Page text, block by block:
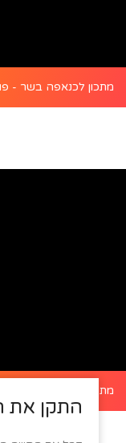
מתכון לכנאפה בשר -
מתכון לדלעת ערמונים
התקן את